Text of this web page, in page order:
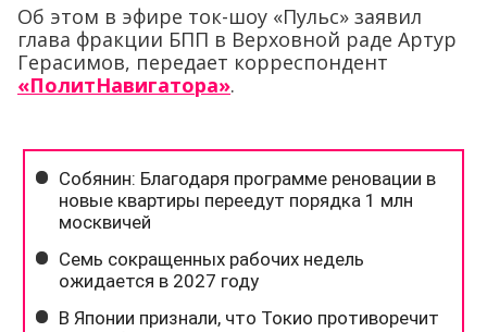
Об этом в эфире ток-шоу «Пульс» заявил
глава фракции БПП в Верховной раде Артур
Герасимов, передает корреспондент
«ПолитНавигатора».